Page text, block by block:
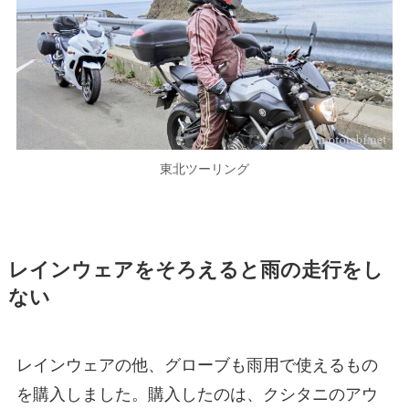
東北ツーリング
レインウェアをそろえると雨の走行をし
ない
レインウェアの他、グローブも雨用で使えるもの
を購入しました。購入したのは、クシタニのアウ